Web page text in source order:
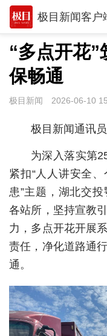
极目新闻客户
推荐
体育
观点
武汉
世相
环球
专题
极客圈
经济
城建
“多点开花
保畅通
极目新闻 2026-06-10
极目新闻通讯
为深入落实第
紧扣“人人讲安全
患”主题，湖北交
各站所，坚持宣教
力，多点开花开展
责任，净化道路通
通。